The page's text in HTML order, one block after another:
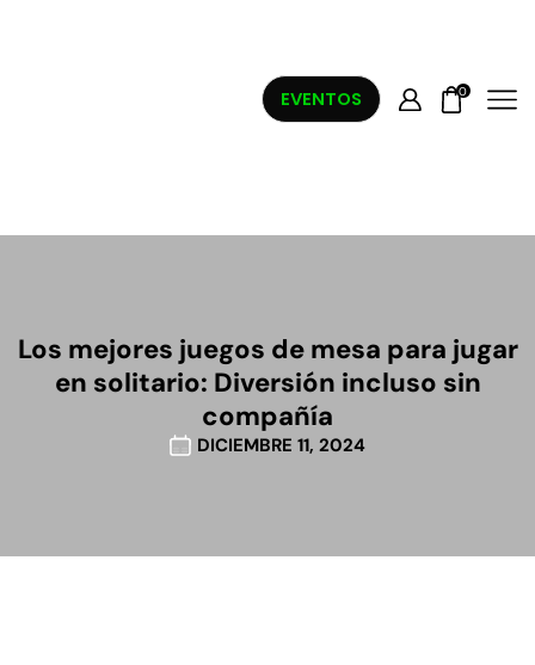
EVENTOS 0
Los mejores juegos de mesa para jugar
en solitario: Diversión incluso sin
compañía
DICIEMBRE 11, 2024